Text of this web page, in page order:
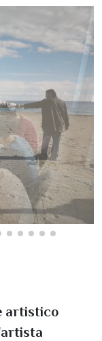
artistico